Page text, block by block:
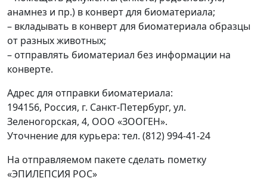
анамнез и пр.) в конверт для биоматериала;
– вкладывать в конверт для биоматериала образцы
от разных животных;
– отправлять биоматериал без информации на
конверте.
Адрес для отправки биоматериала:
194156, Россия, г. Санкт-Петербург, ул.
Зеленогорская, 4, ООО «ЗООГЕН».
Уточнение для курьера: тел. (812) 994-41-24
На отправляемом пакете сделать пометку
«ЭПИЛЕПСИЯ РОС»